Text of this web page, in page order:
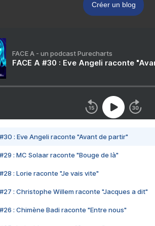
Créer un blog
FACE A - un podcast Purecharts
FACE A #30 : Eve Angeli raconte
#30 : Eve Angeli raconte "Avant de partir"
#29 : MC Solaar raconte "Bouge de là"
#28 : Lorie raconte "Je vais vite"
#27 : Christophe Willem raconte "Jacques a dit"
#26 : Chimène Badi raconte "Entre nous"